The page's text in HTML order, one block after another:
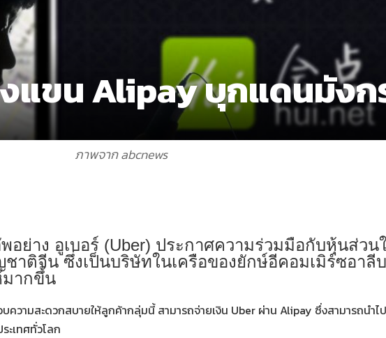
แขน Alipay บุกแดนมังก
ภาพจาก abcnews
อย่าง อูเบอร์ (Uber) ประกาศความร่วมมือกับหุ้นส่วน
าติจีน ซึ่งเป็นบริษัทในเครือของยักษ์อีคอมเมิร์ซอาลี
มากขึ้น
ามสะดวกสบายให้ลูกค้ากลุ่มนี้ สามารถจ่ายเงิน Uber ผ่าน Alipay ซึ่งสามารถนำไ
ะเทศทั่วโลก